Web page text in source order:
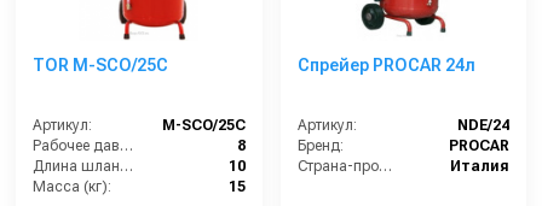
TOR M-SCO/25C
Артикул:
M-SCO/25C
Рабочее давление (бар):
8
Длина шланга (м):
10
Масса (кг):
15
Спрейер PROCAR 24л
Артикул:
NDE/24
Бренд:
PROCAR
Страна-производитель:
Италия